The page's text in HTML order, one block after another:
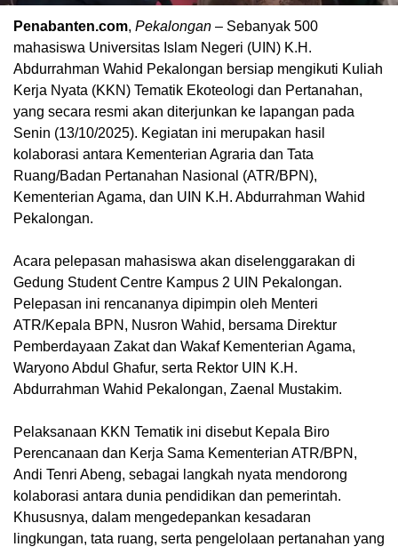
Penabanten.com, Pekalongan – Sebanyak 500
mahasiswa Universitas Islam Negeri (UIN) K.H.
Abdurrahman Wahid Pekalongan bersiap mengikuti Kuliah
Kerja Nyata (KKN) Tematik Ekoteologi dan Pertanahan,
yang secara resmi akan diterjunkan ke lapangan pada
Senin (13/10/2025). Kegiatan ini merupakan hasil
kolaborasi antara Kementerian Agraria dan Tata
Ruang/Badan Pertanahan Nasional (ATR/BPN),
Kementerian Agama, dan UIN K.H. Abdurrahman Wahid
Pekalongan.
Acara pelepasan mahasiswa akan diselenggarakan di
Gedung Student Centre Kampus 2 UIN Pekalongan.
Pelepasan ini rencananya dipimpin oleh Menteri
ATR/Kepala BPN, Nusron Wahid, bersama Direktur
Pemberdayaan Zakat dan Wakaf Kementerian Agama,
Waryono Abdul Ghafur, serta Rektor UIN K.H.
Abdurrahman Wahid Pekalongan, Zaenal Mustakim.
Pelaksanaan KKN Tematik ini disebut Kepala Biro
Perencanaan dan Kerja Sama Kementerian ATR/BPN,
Andi Tenri Abeng, sebagai langkah nyata mendorong
kolaborasi antara dunia pendidikan dan pemerintah.
Khususnya, dalam mengedepankan kesadaran
lingkungan, tata ruang, serta pengelolaan pertanahan yang